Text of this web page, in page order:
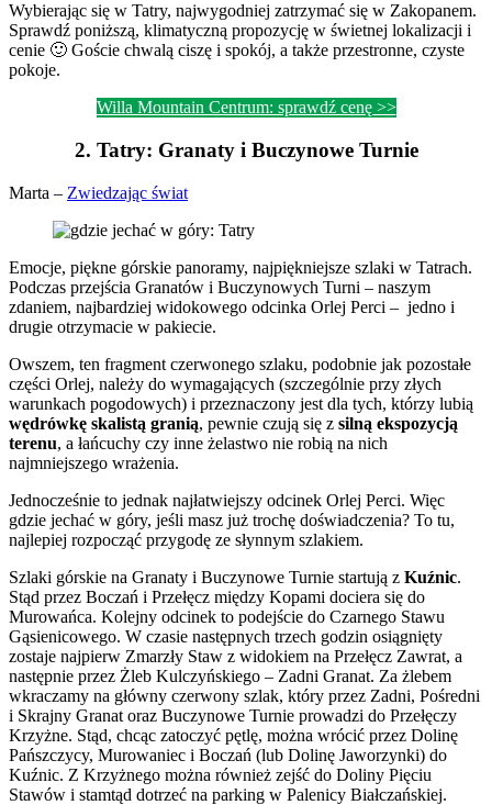
Wybierając się w Tatry, najwygodniej zatrzymać się w Zakopanem.
Sprawdź poniższą, klimatyczną propozycję w świetnej lokalizacji i
cenie 🙂 Goście chwalą ciszę i spokój, a także przestronne, czyste
pokoje.
Willa Mountain Centrum: sprawdź cenę >>
2. Tatry: Granaty i Buczynowe Turnie
Marta – Zwiedzając świat
Emocje, piękne górskie panoramy, najpiękniejsze szlaki w Tatrach.
Podczas przejścia Granatów i Buczynowych Turni – naszym
zdaniem, najbardziej widokowego odcinka Orlej Perci – jedno i
drugie otrzymacie w pakiecie.
Owszem, ten fragment czerwonego szlaku, podobnie jak pozostałe
części Orlej, należy do wymagających (szczególnie przy złych
warunkach pogodowych) i przeznaczony jest dla tych, którzy lubią
wędrówkę skalistą granią, pewnie czują się z silną ekspozycją
terenu, a łańcuchy czy inne żelastwo nie robią na nich
najmniejszego wrażenia.
Jednocześnie to jednak najłatwiejszy odcinek Orlej Perci. Więc
gdzie jechać w góry, jeśli masz już trochę doświadczenia? To tu,
najlepiej rozpocząć przygodę ze słynnym szlakiem.
Szlaki górskie na Granaty i Buczynowe Turnie startują z Kuźnic.
Stąd przez Boczań i Przełęcz między Kopami dociera się do
Murowańca. Kolejny odcinek to podejście do Czarnego Stawu
Gąsienicowego. W czasie następnych trzech godzin osiągnięty
zostaje najpierw Zmarzły Staw z widokiem na Przełęcz Zawrat, a
następnie przez Żleb Kulczyńskiego – Zadni Granat. Za żlebem
wkraczamy na główny czerwony szlak, który przez Zadni, Pośredni
i Skrajny Granat oraz Buczynowe Turnie prowadzi do Przełęczy
Krzyżne. Stąd, chcąc zatoczyć pętlę, można wrócić przez Dolinę
Pańszczycy, Murowaniec i Boczań (lub Dolinę Jaworzynki) do
Kuźnic. Z Krzyżnego można również zejść do Doliny Pięciu
Stawów i stamtąd dotrzeć na parking w Palenicy Białczańskiej.